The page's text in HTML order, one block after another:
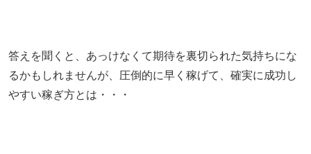
答えを聞くと、あっけなくて期待を裏切られた気持ちにな
るかもしれませんが、圧倒的に早く稼げて、確実に成功し
やすい稼ぎ方とは・・・